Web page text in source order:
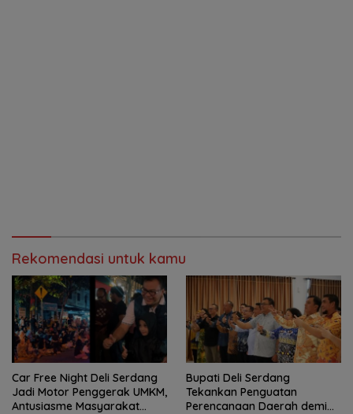
Rekomendasi untuk kamu
Car Free Night Deli Serdang
Jadi Motor Penggerak UMKM,
Antusiasme Masyarakat
Bupati Deli Serdang
Tekankan Penguatan
Perencanaan Daerah demi